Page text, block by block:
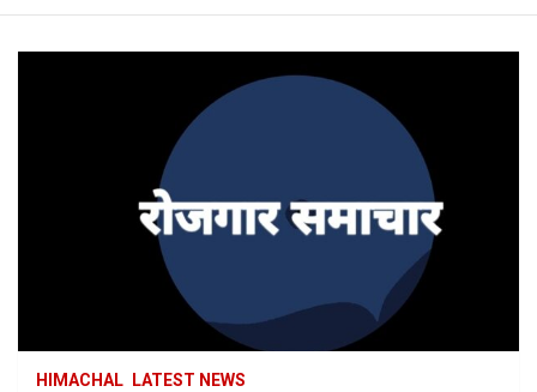
HIMACHAL LATEST NEWS